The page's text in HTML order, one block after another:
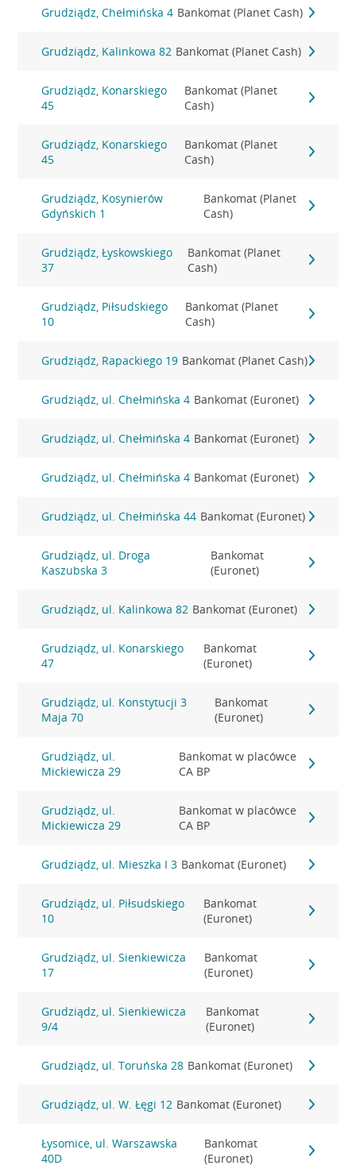
Grudziądz, Chełmińska 4 Bankomat (Planet Cash)
Grudziądz, Kalinkowa 82 Bankomat (Planet Cash)
Grudziądz, Konarskiego
45
Bankomat (Planet
Cash)
Grudziądz, Konarskiego
45
Bankomat (Planet
Cash)
Grudziądz, Kosynierów
Gdyńskich 1
Bankomat (Planet
Cash)
Grudziądz, Łyskowskiego
37
Bankomat (Planet
Cash)
Grudziądz, Piłsudskiego
10
Bankomat (Planet
Cash)
Grudziądz, Rapackiego 19 Bankomat (Planet Cash)
Grudziądz, ul. Chełmińska 4 Bankomat (Euronet)
Grudziądz, ul. Chełmińska 4 Bankomat (Euronet)
Grudziądz, ul. Chełmińska 4 Bankomat (Euronet)
Grudziądz, ul. Chełmińska 44 Bankomat (Euronet)
Grudziądz, ul. Droga
Kaszubska 3
Bankomat
(Euronet)
Grudziądz, ul. Kalinkowa 82 Bankomat (Euronet)
Grudziądz, ul. Konarskiego
47
Bankomat
(Euronet)
Grudziądz, ul. Konstytucji 3
Maja 70
Bankomat
(Euronet)
Grudziądz, ul.
Mickiewicza 29
Bankomat w placówce
CA BP
Grudziądz, ul.
Mickiewicza 29
Bankomat w placówce
CA BP
Grudziądz, ul. Mieszka I 3 Bankomat (Euronet)
Grudziądz, ul. Piłsudskiego
10
Bankomat
(Euronet)
Grudziądz, ul. Sienkiewicza
17
Bankomat
(Euronet)
Grudziądz, ul. Sienkiewicza
9/4
Bankomat
(Euronet)
Grudziądz, ul. Toruńska 28 Bankomat (Euronet)
Grudziądz, ul. W. Łęgi 12 Bankomat (Euronet)
Łysomice, ul. Warszawska
40D
Bankomat
(Euronet)